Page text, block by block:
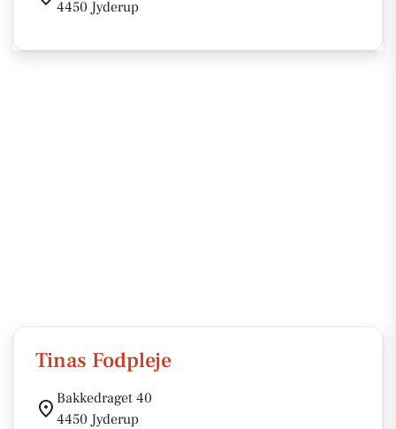
4450 Jyderup
Tinas Fodpleje
Bakkedraget 40
4450 Jyderup